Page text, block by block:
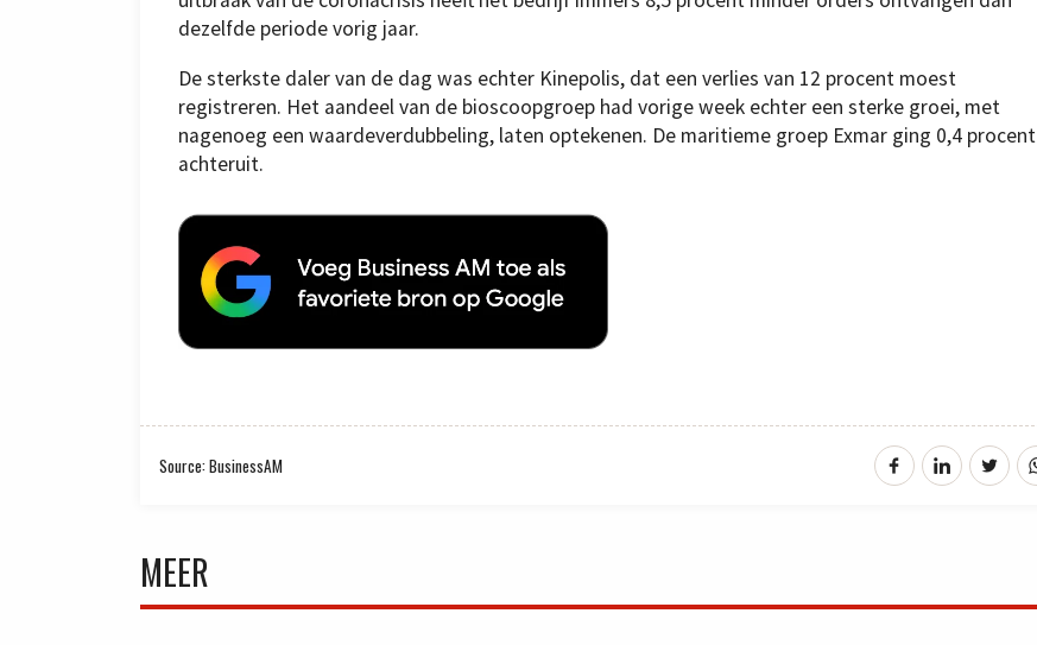
dezelfde periode vorig jaar.
De sterkste daler van de dag was echter Kinepolis, dat een verlies van 12 procent moest
registreren. Het aandeel van de bioscoopgroep had vorige week echter een sterke groei, met
nagenoeg een waardeverdubbeling, laten optekenen. De maritieme groep Exmar ging 0,4 procent
achteruit.
Source: BusinessAM
MEER